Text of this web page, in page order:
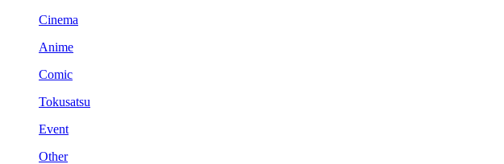
Cinema
Anime
Comic
Tokusatsu
Event
Other